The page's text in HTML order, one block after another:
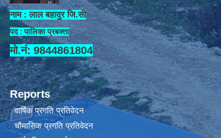
नाम : लाल बहादुर जि.सी
पद : पालिका प्रबक्ता
मो.नं: 9844861804
Reports
वार्षिक प्रगति प्रतिवेदन
चौमासिक प्रगति प्रतिवेदन